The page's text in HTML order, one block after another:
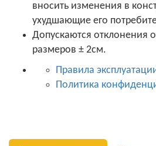
вносить изменения в
ухудшающие его
Допускаются отклонения
размеров ± 2см.
Правила
Политика